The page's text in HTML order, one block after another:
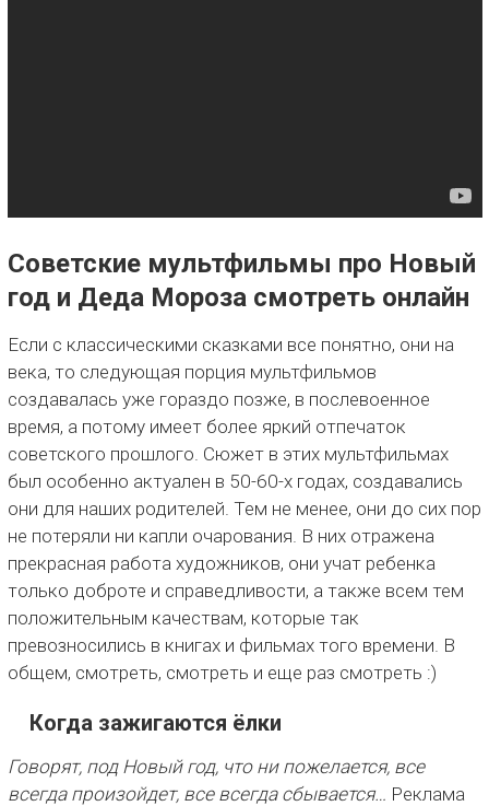
Советские мультфильмы про Новый
год и Деда Мороза смотреть онлайн
Если с классическими сказками все понятно, они на
века, то следующая порция мультфильмов
создавалась уже гораздо позже, в послевоенное
время, а потому имеет более яркий отпечаток
советского прошлого. Сюжет в этих мультфильмах
был особенно актуален в 50-60-х годах, создавались
они для наших родителей. Тем не менее, они до сих пор
не потеряли ни капли очарования. В них отражена
прекрасная работа художников, они учат ребенка
только доброте и справедливости, а также всем тем
положительным качествам, которые так
превозносились в книгах и фильмах того времени. В
общем, смотреть, смотреть и еще раз смотреть :)
Когда зажигаются ёлки
Говорят, под Новый год, что ни пожелается, все
всегда произойдет, все всегда сбывается… Реклама